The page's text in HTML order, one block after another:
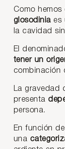
Como
glosodiniaes
la cavidad
El
tener un
combinación
La
presenta
persona.
En función
una